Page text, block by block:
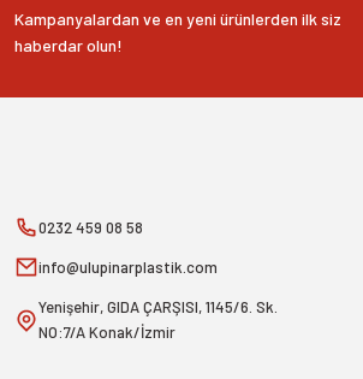
Kampanyalardan ve en yeni ürünlerden ilk siz
haberdar olun!
0232 459 08 58
info@ulupinarplastik.com
Yenişehir, GIDA ÇARŞISI, 1145/6. Sk.
NO:7/A Konak/İzmir